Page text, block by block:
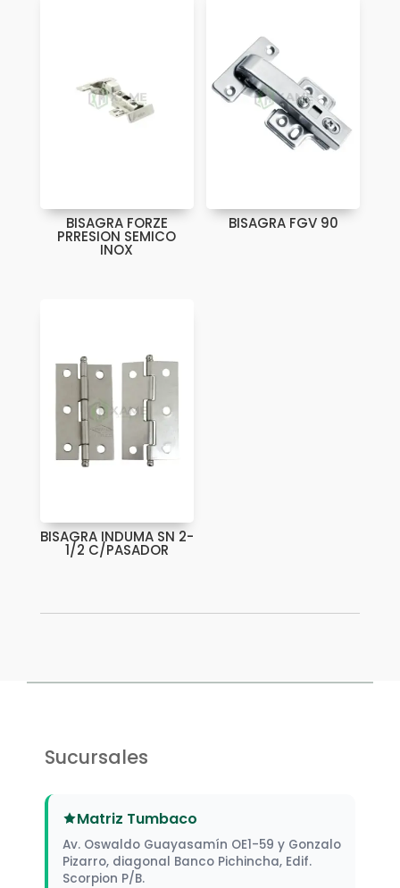
BISAGRA FORZE
PRRESION SEMICO
INOX
BISAGRA FGV 90
BISAGRA INDUMA SN 2-
1/2 C/PASADOR
Sucursales
Matriz Tumbaco
Av. Oswaldo Guayasamín OE1-59 y Gonzalo
Pizarro, diagonal Banco Pichincha, Edif.
Scorpion P/B.